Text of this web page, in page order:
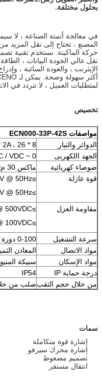
بحلول مختلفة.
في معالجة أتمتة الصناعة ، لا
المصنع ، تحتاج إلى نقل المزيد
حركة الماكينة. نستخدم تقنية
نقل عالي الجودة البيانات ،
الإيثرنت ، والعودة السائبة ،
لمتطلبات العميل ، لا تتردد في
تخصيص
مواصفات ECN000-33P-42S
الدوائر والتيار
8 * 10A ، 25 * 2A ، 26 * إشارة ، 16 * محرك سيرفو
الجهد االكهربى
0 ~ 380VAC / VDC
ضوضاء كهربائية
ماكس 30 مΩ (50 دورة في الدقيقة)
قوة عازلة
≥1500V @ 50Hz (الطاقة)
≥300V @ 50Hz (إشارة)
مقاومة العزل
≥500MΩ @ 500VDC (طاقة)
≥100MΩ @ 100VDC (إشارة)
سرعة التشغيل
0-100 دورة في الدقيقة
مواد الاتصال
المعادن
مواد الإسكان
سبيكة
درجة حماية IP
IP54
من خلال حجم الثقبصلب من
سمات
إشارة قوة متكاملة
إشارة محرك سيرفو
تصميم مضغوط
انتقال مستقر